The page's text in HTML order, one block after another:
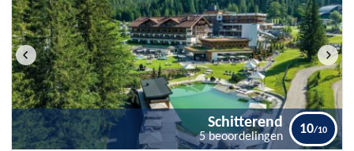
Schitterend
5 beoordelingen
10